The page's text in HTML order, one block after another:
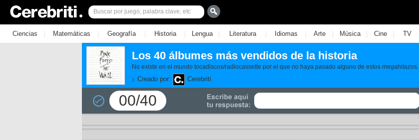
Ciencias | Matemáticas | Geografía | Historia | Lengua | Literatura | Idiomas | Arte | Música | Cine | TV
Los 40 álbumes más vendidos de la historia
No existe en el mundo tocadiscos/radiocassette por el que no haya pasado alguno de estos megahitazos.
Creado por: Cerebriti
00/40